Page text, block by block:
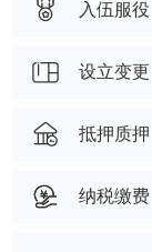
入伍服役
设立变更
抵押质押
纳税缴费